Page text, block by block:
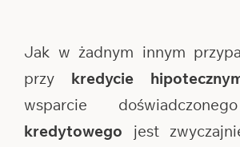
Jak w żadnym innym
przy kredycie
wsparcie
kredytowego jest